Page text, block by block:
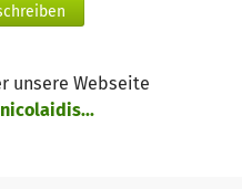
unsere Webseite